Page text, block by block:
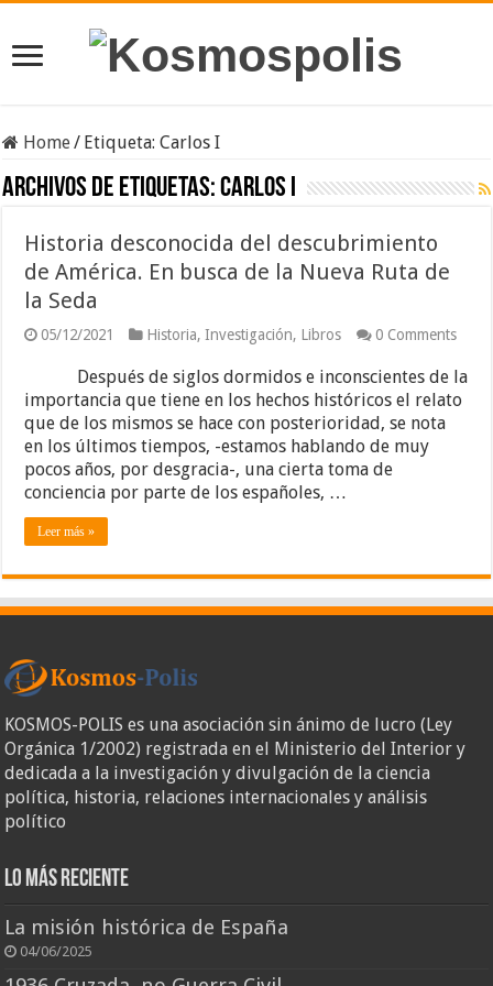
Home/ Etiqueta:Carlos I
Archivos de etiquetas:Carlos I
Historia desconocida del descubrimiento
de América. En busca de la Nueva Ruta de
la Seda
05/12/2021 Historia,Investigación, Libros 0 Comments
Después de siglos dormidos e inconscientes de la
importancia que tiene en los hechos históricos el relato
que de los mismos se hace con posterioridad, se nota
en los últimos tiempos, -estamos hablando de muy
pocos años, por desgracia-, una cierta toma de
conciencia por parte de los españoles, …
Leer más »
KOSMOS-POLIS es una asociación sin ánimo de lucro (Ley
Orgánica 1/2002) registrada en el Ministerio del Interior y
dedicada a la investigación y divulgación de la ciencia
política, historia, relaciones internacionales y análisis
político
Lo más reciente
La misión histórica de España
04/06/2025